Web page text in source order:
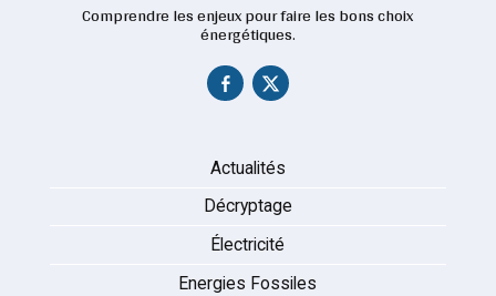
Comprendre les enjeux pour faire les bons choix
énergétiques.
Actualités
Décryptage
Électricité
Energies Fossiles